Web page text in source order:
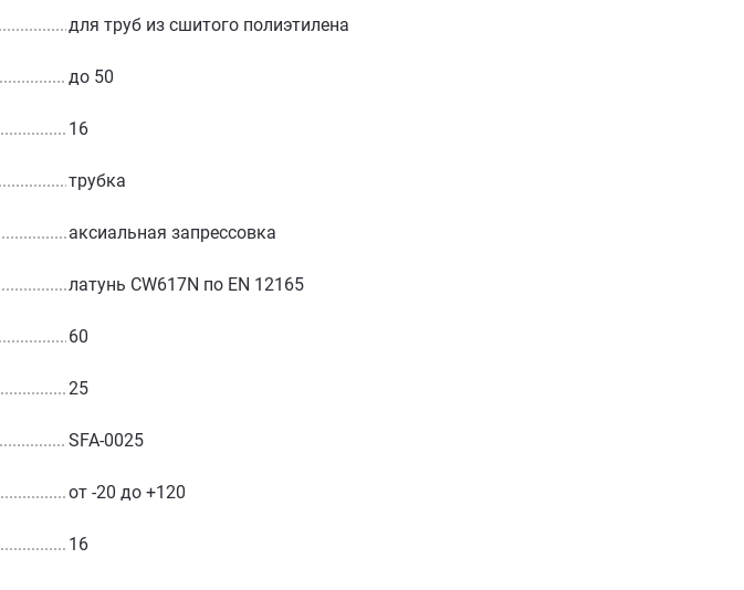
для труб из сшитого полиэтилена
до 50
16
трубка
аксиальная запрессовка
латунь CW617N по EN 12165
60
25
SFA-0025
от -20 до +120
16